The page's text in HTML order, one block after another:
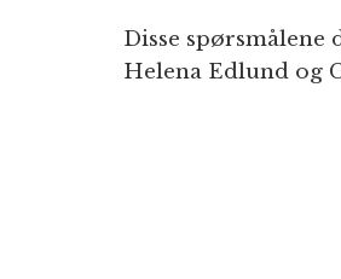
Disse spørsmålene
Helena Edlund og